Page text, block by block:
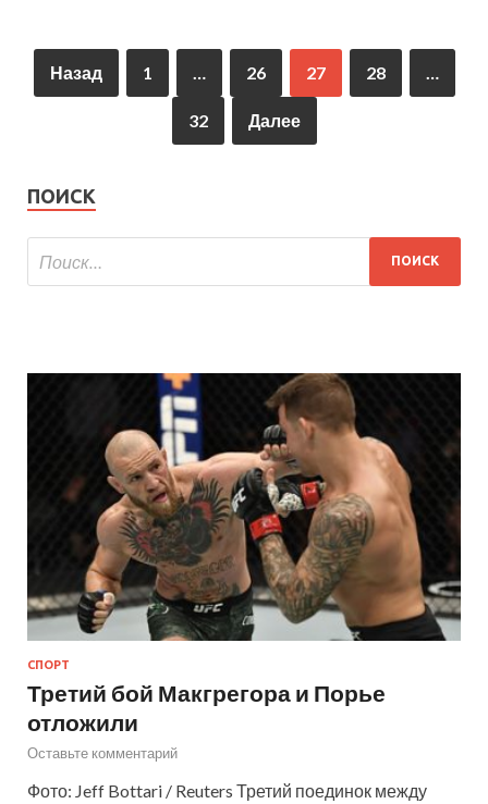
Назад 1 … 26 27 28 …
32 Далее
ПОИСК
СПОРТ
Третий бой Макгрегора и Порье
отложили
Оставьте комментарий
Фото: Jeff Bottari / Reuters Третий поединок между